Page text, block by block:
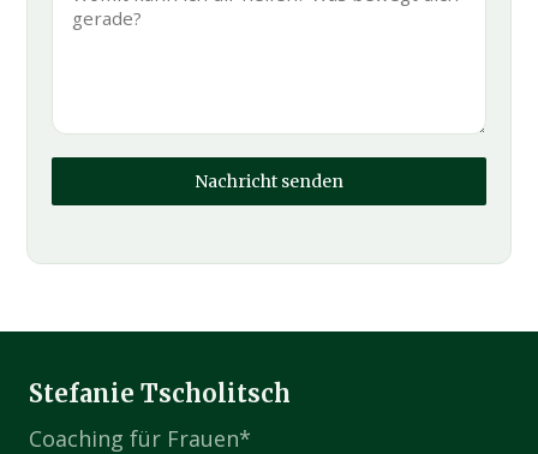
Nachricht senden
Stefanie Tscholitsch
Coaching für Frauen*